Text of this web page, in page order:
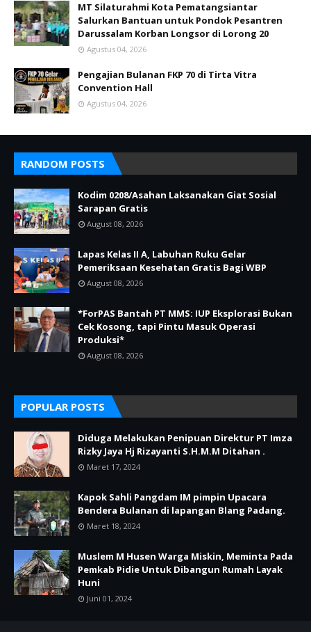
MT Silaturahmi Kota Pematangsiantar
Salurkan Bantuan untuk Pondok Pesantren
Darussalam Korban Longsor di Lorong 20
Agustus 04, 2026
Pengajian Bulanan FKP 70 di Tirta Vitra
Convention Hall
Agustus 04, 2026
RANDOM POSTS
Kodim 0208/Asahan Laksanakan Giat Sosial
Sarapan Gratis
August 08, 2026
Lapas Kelas II A, Labuhan Ruku Gelar
Pemeriksaan Kesehatan Gratis Bagi WBP
August 08, 2026
*ForPAS Bantah PT MMS: IUP Eksplorasi Bukan
Cek Kosong, tapi Pintu Masuk Operasi
Produksi*
August 08, 2026
POPULAR POSTS
Diduga Melakukan Penipuan Direktur PT Imza
Rizky Jaya Hj Rizayanti S.H.M.M Ditahan .
Maret 17, 2024
Kapok Sahli Pangdam IM pimpin Upacara
Bendera Bulanan di lapangan Blang Padang.
Maret 18, 2024
Muslem M Husen Warga Miskin, Meminta Pada
Pemkab Pidie Untuk Dibangun Rumah Layak
Huni
Juni 01, 2024